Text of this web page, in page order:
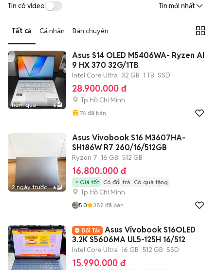
Tin có video Tin mới nhất
Tất cả Cá nhân Bán chuyên
hôm qua 6
Asus S14 OLED M5406WA- Ryzen AI
9 HX 370 32G/1TB
Intel Core Ultra 32 GB 1 TB SSD
28.900.000 đ
Tp Hồ Chí Minh
76 đã bán
2 ngày trước 6
Asus Vivobook S16 M3607HA-
SH186W R7 260/16/512GB
Ryzen 7 16 GB 512 GB
16.800.000 đ
Giá tốt Có đổi trả Có quà tặng
Tp Hồ Chí Minh
5.0 382 đã bán
Asus Vivobook S16OLED
3.2K S5606MA UL5-125H 16/512
Intel Core Ultra 16 GB 512 GB SSD
15.990.000 đ